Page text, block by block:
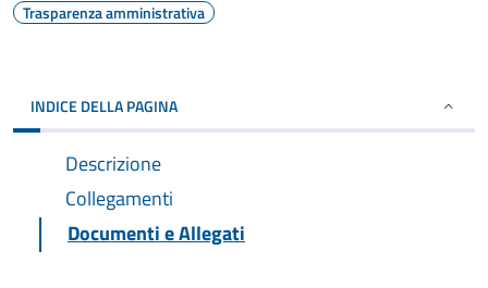
Trasparenza amministrativa
INDICE DELLA PAGINA
Descrizione
Collegamenti
Documenti e Allegati